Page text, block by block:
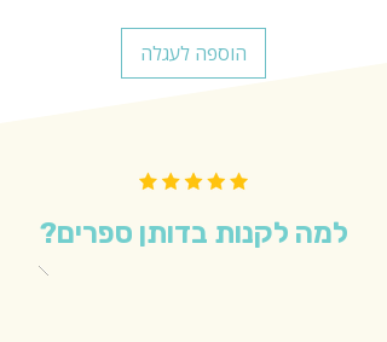
הוספה לעגלה
למה לקנות בדותן ספרים?